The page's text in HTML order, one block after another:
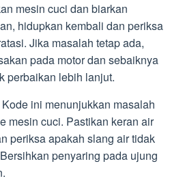
mesin cuci dan biarkan
hidupkan kembali dan periksa
Jika masalah tetap ada,
pada motor dan sebaiknya
perbaikan lebih lanjut.
ini menunjukkan masalah
mesin cuci. Pastikan keran air
periksa apakah slang air tidak
penyaring pada ujung